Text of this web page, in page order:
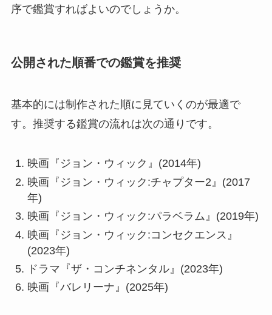
序で鑑賞すればよいのでしょうか。
公開された順番での鑑賞を推奨
基本的には制作された順に見ていくのが最適で
す。推奨する鑑賞の流れは次の通りです。
映画『ジョン・ウィック』(2014年)
映画『ジョン・ウィック:チャプター2』(2017
年)
映画『ジョン・ウィック:パラベラム』(2019年)
映画『ジョン・ウィック:コンセクエンス』
(2023年)
ドラマ『ザ・コンチネンタル』(2023年)
映画『バレリーナ』(2025年)